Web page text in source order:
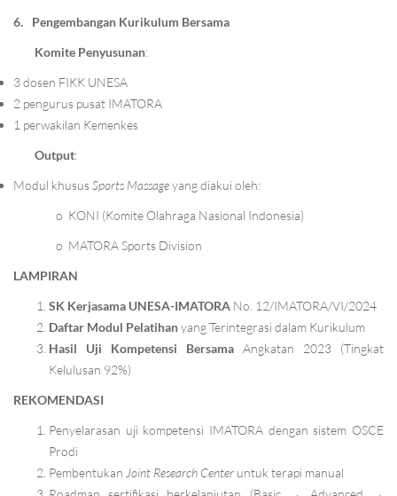
6.
Pengembangan Kurikulum Bersama
Komite Penyusunan:
3 dosen FIKK UNESA
2 pengurus pusat IMATORA
1 perwakilan Kemenkes
Output:
Modul khususSports Massageyang diakui oleh:
o KONI (Komite Olahraga Nasional Indonesia)
o MATORA Sports Division
LAMPIRAN
SK Kerjasama UNESA-IMATORA No. 12/IMATORA/VI/2024
Daftar Modul Pelatihanyang Terintegrasi dalam Kurikulum
Hasil Uji Kompetensi Bersama Angkatan 2023 (Tingkat
Kelulusan 92%)
REKOMENDASI
Penyelarasan uji kompetensi IMATORA dengan sistem OSCE
Prodi
Pembentukan Joint Research Center untuk terapi manual